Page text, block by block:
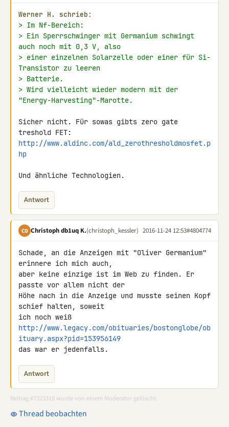
Werner H. schrieb:
> Im Nf-Bereich:
> Ein Sperrschwinger mit Germanium schwingt
auch noch mit 0,3 V, also
> einer einzelnen Solarzelle oder einer für Si-
Transistor zu leeren
> Batterie.
> Wird vielleicht wieder modern mit der
"Energy-Harvesting"-Marotte.
Sicher nicht. Für sowas gibts zero gate
http://www.aldinc.com/ald_zerothresholdmosfet.p
hp
Und ähnliche Technologien.
Antwort
CD Christoph db1uq K.(christoph_kessler) 2016-11-24 12:53#4804774
Schade, an die Anzeigen mit "Oliver Germanium"
erinnere ich mich auch,
aber keine einzige ist im Web zu finden. Er
passte vor allem nicht der
Höhe nach in die Anzeige und musste seinen Kopf
schief halten, soweit
http://www.legacy.com/obituaries/bostonglobe/ob
ituary.aspx?pid=153956149
das war er jedenfalls.
Antwort
Beitrag #7323318 wurde von einem Moderator gelöscht.
Thread beobachten